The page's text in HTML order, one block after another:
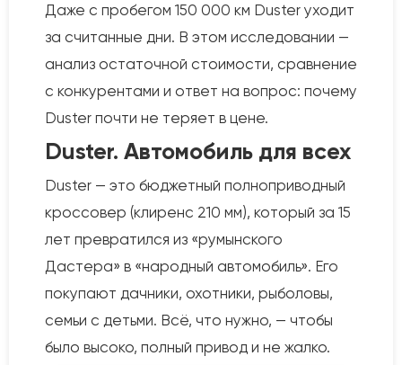
Даже с пробегом 150 000 км Duster уходит
за считанные дни. В этом исследовании —
анализ остаточной стоимости, сравнение
с конкурентами и ответ на вопрос: почему
Duster почти не теряет в цене.
Duster. Автомобиль для всех
Duster — это бюджетный полноприводный
кроссовер (клиренс 210 мм), который за 15
лет превратился из «румынского
Дастера» в «народный автомобиль». Его
покупают дачники, охотники, рыболовы,
семьи с детьми. Всё, что нужно, — чтобы
было высоко, полный привод и не жалко.